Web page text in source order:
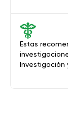
Estas
Investigación